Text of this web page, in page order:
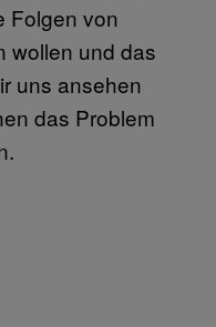
Folgen von
wollen und das
uns ansehen
das Problem